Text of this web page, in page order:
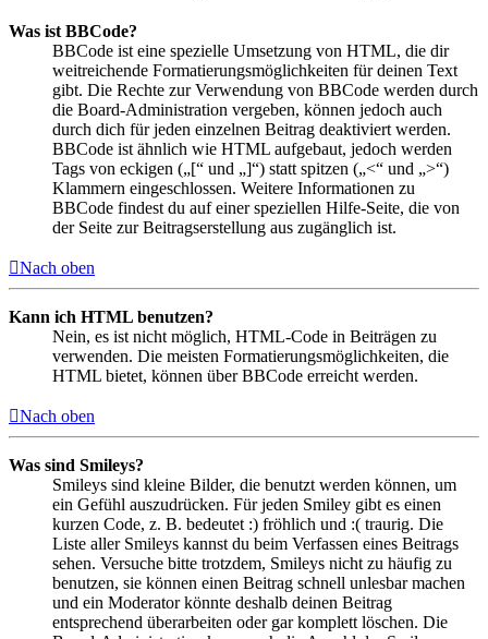
Was ist BBCode?
BBCode ist eine spezielle Umsetzung von HTML, die dir
weitreichende Formatierungsmöglichkeiten für deinen Text
gibt. Die Rechte zur Verwendung von BBCode werden durch
die Board-Administration vergeben, können jedoch auch
durch dich für jeden einzelnen Beitrag deaktiviert werden.
BBCode ist ähnlich wie HTML aufgebaut, jedoch werden
Tags von eckigen („[“ und „]“) statt spitzen („<“ und „>“)
Klammern eingeschlossen. Weitere Informationen zu
BBCode findest du auf einer speziellen Hilfe-Seite, die von
der Seite zur Beitragserstellung aus zugänglich ist.
Nach oben
Kann ich HTML benutzen?
Nein, es ist nicht möglich, HTML-Code in Beiträgen zu
verwenden. Die meisten Formatierungsmöglichkeiten, die
HTML bietet, können über BBCode erreicht werden.
Nach oben
Was sind Smileys?
Smileys sind kleine Bilder, die benutzt werden können, um
ein Gefühl auszudrücken. Für jeden Smiley gibt es einen
kurzen Code, z. B. bedeutet :) fröhlich und :( traurig. Die
Liste aller Smileys kannst du beim Verfassen eines Beitrags
sehen. Versuche bitte trotzdem, Smileys nicht zu häufig zu
benutzen, sie können einen Beitrag schnell unlesbar machen
und ein Moderator könnte deshalb deinen Beitrag
entsprechend überarbeiten oder gar komplett löschen. Die